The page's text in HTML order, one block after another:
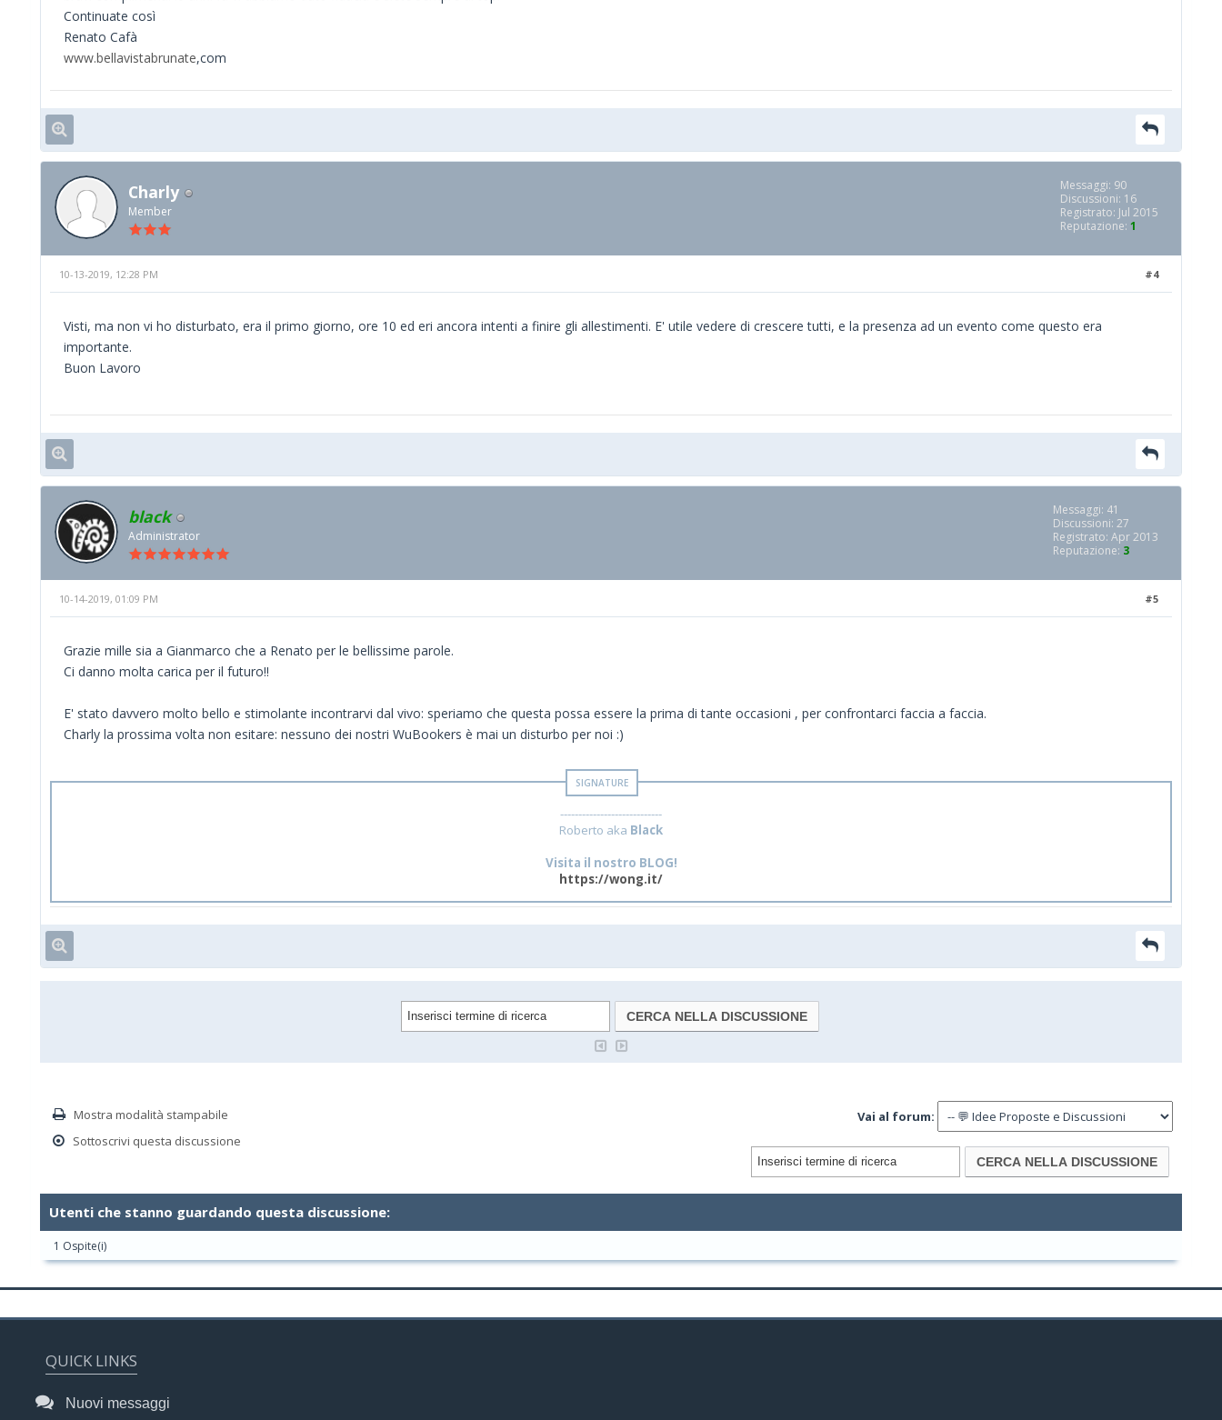
Continuate così
Renato Cafà
www.bellavistabrunate,com
Charly
Member
Messaggi: 90
Discussioni: 16
Registrato: Jul 2015
Reputazione: 1
#4
10-13-2019, 12:28 PM
Visti, ma non vi ho disturbato, era il primo giorno, ore 10 ed eri ancora intenti a finire gli allestimenti. E' utile vedere di crescere tutti, e la presenza ad un evento come questo era
importante.
Buon Lavoro
black
Administrator
Messaggi: 41
Discussioni: 27
Registrato: Apr 2013
Reputazione: 3
#5
10-14-2019, 01:09 PM
Grazie mille sia a Gianmarco che a Renato per le bellissime parole.
Ci danno molta carica per il futuro!!
E' stato davvero molto bello e stimolante incontrarvi dal vivo: speriamo che questa possa essere la prima di tante occasioni , per confrontarci faccia a faccia.
Charly la prossima volta non esitare: nessuno dei nostri WuBookers è mai un disturbo per noi :)
----------------------------
Roberto aka Black
Visita il nostro BLOG!
https://wong.it/
Mostra modalità stampabile
Sottoscrivi questa discussione
Vai al forum:
Utenti che stanno guardando questa discussione:
1 Ospite(i)
QUICK LINKS
Nuovi messaggi